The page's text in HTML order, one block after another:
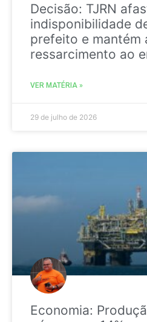
Decisão: TJRN
indisponibilidade
prefeito e mantém
ressarcimento ao
VER MATÉRIA »
29 de julho de 2026
Economia: